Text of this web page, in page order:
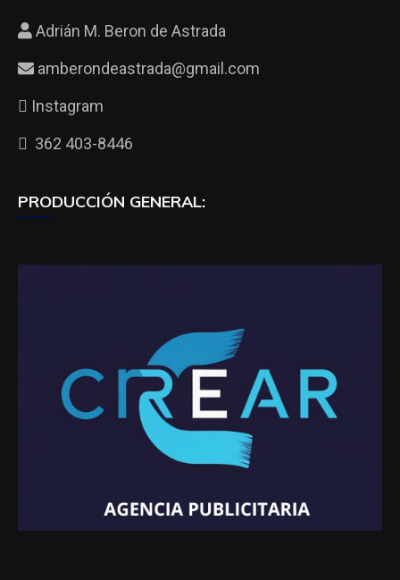
Adrián M. Beron de Astrada
amberondeastrada@gmail.com
Instagram
362 403-8446
PRODUCCIÓN GENERAL: